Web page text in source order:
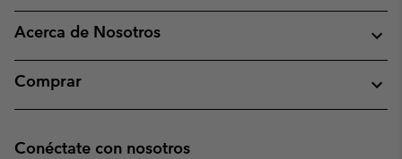
Acerca de Nosotros
Comprar
Conéctate con nosotros